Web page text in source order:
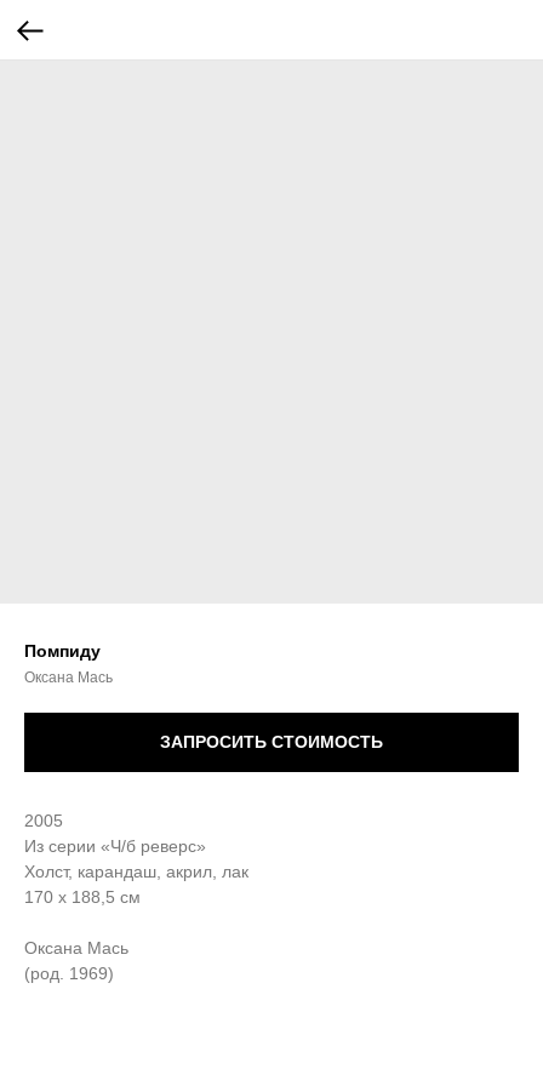
Помпиду
Оксана Мась
ЗАПРОСИТЬ СТОИМОСТЬ
2005
Из серии «Ч/б реверс»
Холст, карандаш, акрил, лак
170 х 188,5 см
Оксана Мась
(род. 1969)